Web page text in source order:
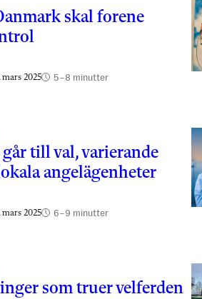
skal forene
mars 2025 5–8 minutter
till val, varierande
angelägenheter
mars 2025 6–9 minutter
som truer velferden